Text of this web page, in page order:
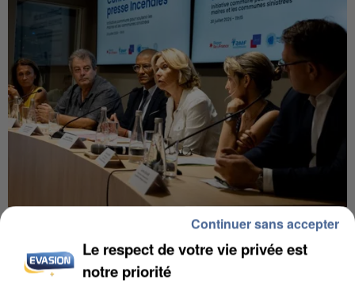
INCENDIES : L’ÎLE-DE-FRANCE LANCE UN ÉLAN
DE SOLIDARITÉ AVEC LES...
Le respect de votre vie privée est
notre priorité
Continuer sans accepter